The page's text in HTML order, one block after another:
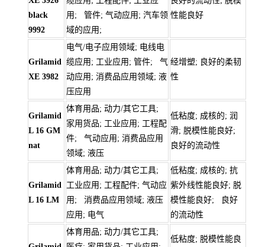
black
9992
用; 管件; 气动应用; 汽车领
域的应用;
性能良好
Grilamid
XE 3982
电气/电子应用领域; 电线电
缆应用; 工业应用; 管件; 气
动应用; 消费品应用领域; 液
压应用
经增塑; 良好的柔韧
性
Grilamid
L 16 GM
nat
体育用品; 动力/其它工具;
家用货品; 工业应用; 工程配
件; 气动应用; 消费品应用
领域; 液压
低粘度; 成核的; 润
滑; 脱模性能良好;
良好的流动性
Grilamid
L 16 LM
体育用品; 动力/其它工具;
工业应用; 工程配件; 气动应
用; 消费品应用领域; 液压
应用; 电气
低粘度; 成核的; 抗
紫外线性能良好; 脱
模性能良好; 良好
的流动性
体育用品; 动力/其它工具;
低粘度; 脱模性能良